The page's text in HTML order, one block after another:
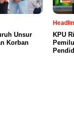
Unsur
Korban
KPU